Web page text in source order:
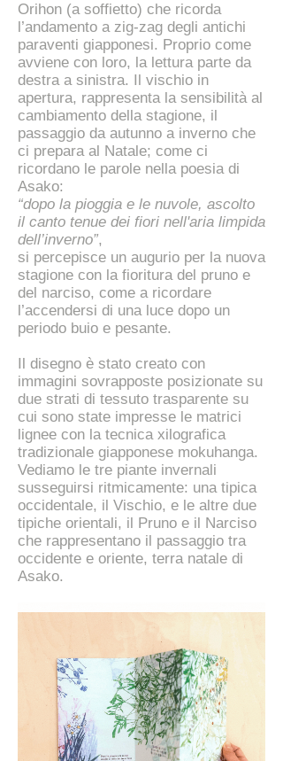
Orihon (a soffietto) che ricorda
l’andamento a zig-zag degli antichi
paraventi giapponesi. Proprio come
avviene con loro, la lettura parte da
destra a sinistra. Il vischio in
apertura, rappresenta la sensibilità al
cambiamento della stagione, il
passaggio da autunno a inverno che
ci prepara al Natale; come ci
ricordano le parole nella poesia di
Asako:
“dopo la pioggia e le nuvole, ascolto
il canto tenue dei fiori nell'aria limpida
dell’inverno”,
si percepisce un augurio per la nuova
stagione con la fioritura del pruno e
del narciso, come a ricordare
l’accendersi di una luce dopo un
periodo buio e pesante.
Il disegno è stato creato con
immagini sovrapposte posizionate su
due strati di tessuto trasparente su
cui sono state impresse le matrici
lignee con la tecnica xilografica
tradizionale giapponese mokuhanga.
Vediamo le tre piante invernali
susseguirsi ritmicamente: una tipica
occidentale, il Vischio, e le altre due
tipiche orientali, il Pruno e il Narciso
che rappresentano il passaggio tra
occidente e oriente, terra natale di
Asako.